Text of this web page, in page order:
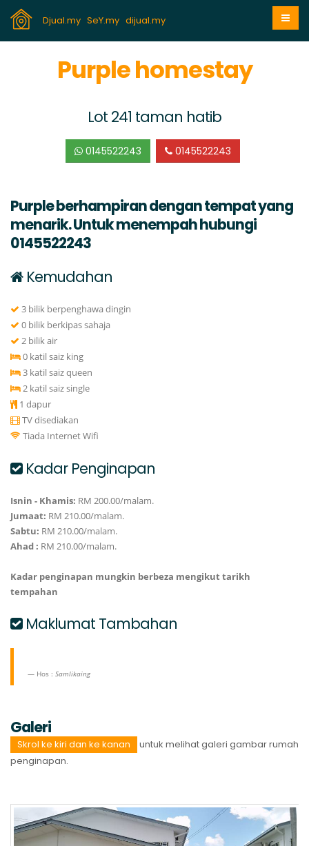
Djual.my SeY.my dijual.my
Purple homestay
Lot 241 taman hatib
0145522243 0145522243
Purple berhampiran dengan tempat yang
menarik. Untuk menempah hubungi
0145522243
Kemudahan
3 bilik berpenghawa dingin
0 bilik berkipas sahaja
2 bilik air
0 katil saiz king
3 katil saiz queen
2 katil saiz single
1 dapur
TV disediakan
Tiada Internet Wifi
Kadar Penginapan
Isnin - Khamis: RM 200.00/malam.
Jumaat: RM 210.00/malam.
Sabtu: RM 210.00/malam.
Ahad : RM 210.00/malam.
Kadar penginapan mungkin berbeza mengikut tarikh
tempahan
Maklumat Tambahan
Hos : Samlikaing
Galeri
Skrol ke kiri dan ke kanan
untuk melihat galeri gambar rumah
penginapan.